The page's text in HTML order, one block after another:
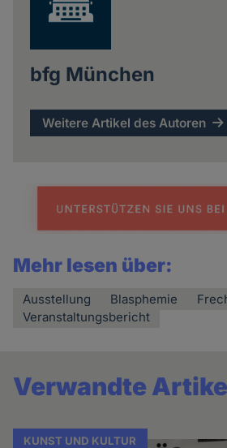
bfg München
Weitere Artikel des Autoren
Mehr lesen über:
Ausstellung Blasphemie
Veranstaltungsbericht
Verwandte
KUNST UND KULTUR